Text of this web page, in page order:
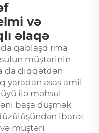
və
əlaqə
qablaşdırma
müştərinin
da diqqətdən
yaradan əsas amil
ilə məhsul
başa düşmək
ibarət
müştəri